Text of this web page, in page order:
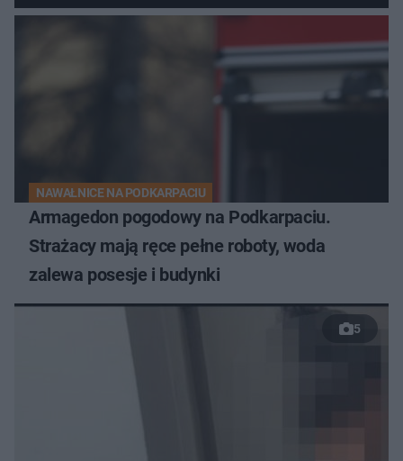
NAWAŁNICE NA PODKARPACIU
Armagedon pogodowy na Podkarpaciu.
Strażacy mają ręce pełne roboty, woda
zalewa posesje i budynki
5